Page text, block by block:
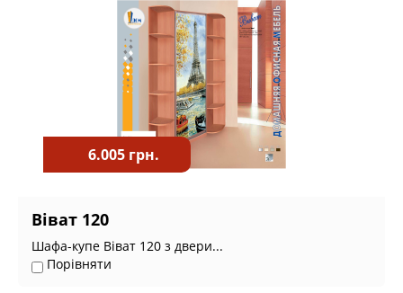
6.005 грн.
Віват 120
Шафа-купе Віват 120 з двери...
Порівняти